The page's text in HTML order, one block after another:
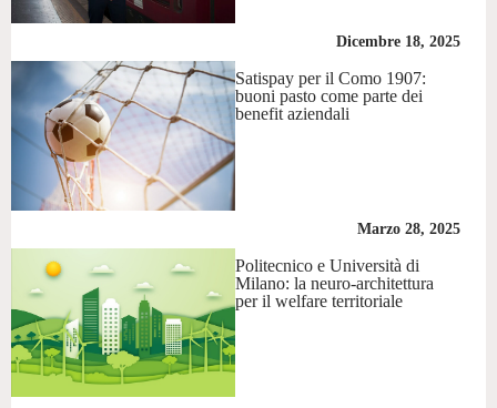
Dicembre 18, 2025
Satispay per il Como 1907:
buoni pasto come parte dei
benefit aziendali
Marzo 28, 2025
Politecnico e Università di
Milano: la neuro-architettura
per il welfare territoriale